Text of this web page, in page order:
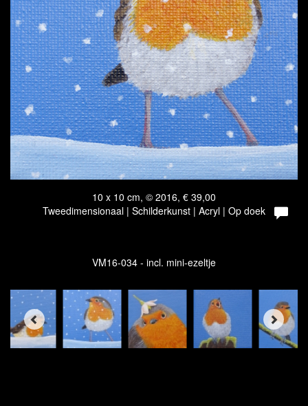
10 x 10 cm, © 2016, € 39,00
Tweedimensionaal | Schilderkunst | Acryl | Op doek
VM16-034 - incl. mini-ezeltje